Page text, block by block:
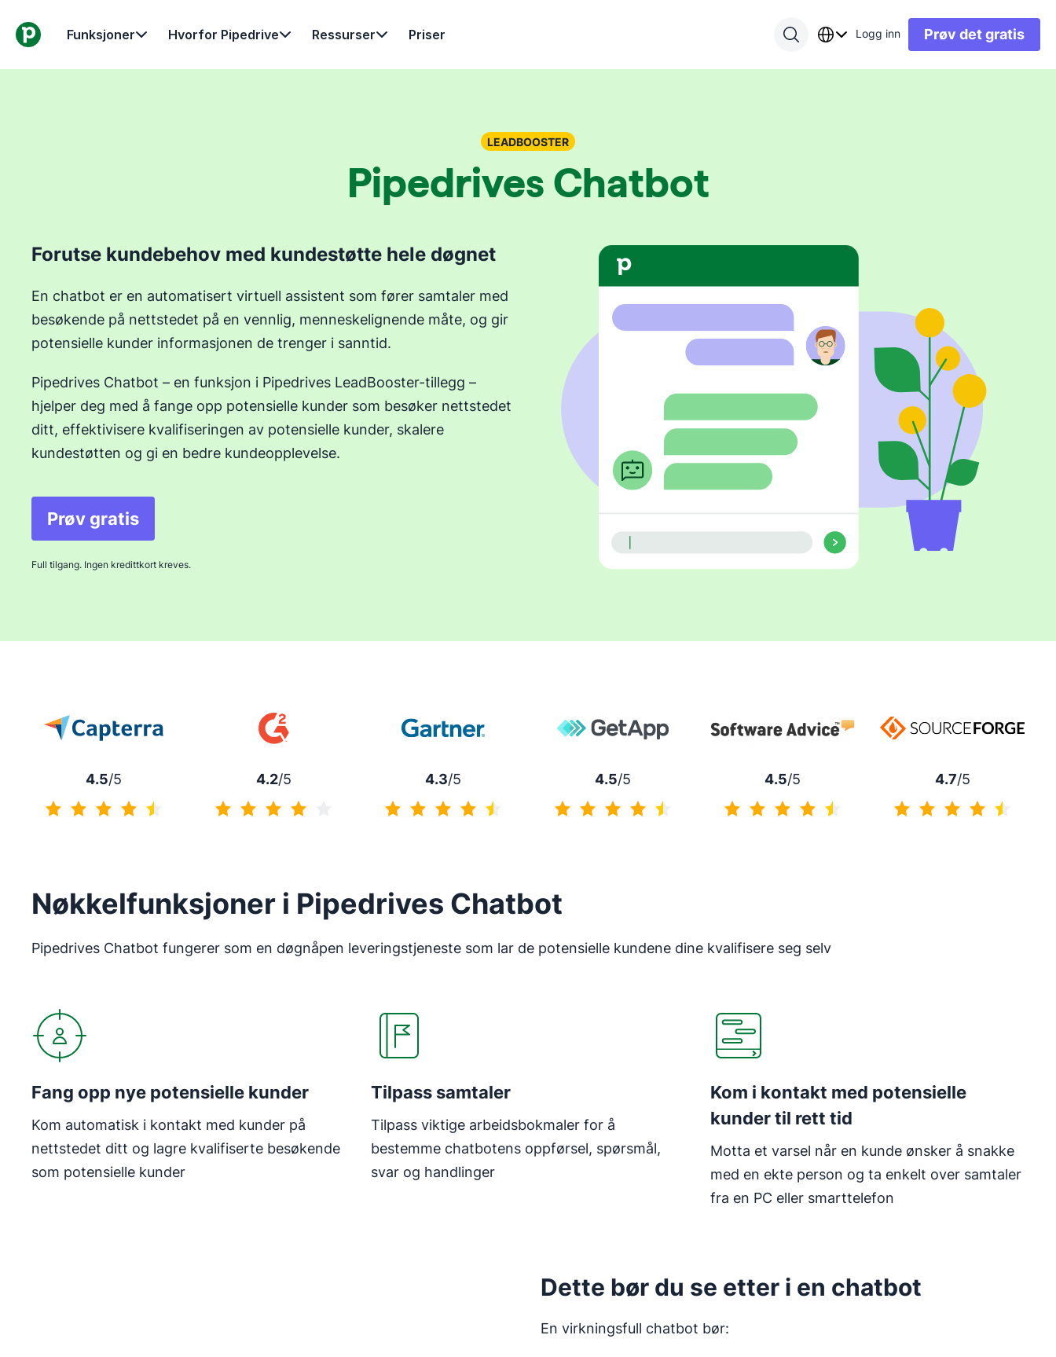
Funksjoner Hvorfor Pipedrive Ressurser Priser Logg inn Prøv det gratis
LEADBOOSTER
Pipedrives Chatbot
Forutse kundebehov med kundestøtte hele døgnet
En chatbot er en automatisert virtuell assistent som fører samtaler med
besøkende på nettstedet på en vennlig, menneskelignende måte, og gir
potensielle kunder informasjonen de trenger i sanntid.
Pipedrives Chatbot – en funksjon i Pipedrives LeadBooster-tillegg –
hjelper deg med å fange opp potensielle kunder som besøker nettstedet
ditt, effektivisere kvalifiseringen av potensielle kunder, skalere
kundestøtten og gi en bedre kundeopplevelse.
Prøv gratis
Full tilgang. Ingen kredittkort kreves.
4.5/5 4.2/5 4.3/5 4.5/5 4.5/5 4.7/5
Nøkkelfunksjoner i Pipedrives Chatbot
Pipedrives Chatbot fungerer som en døgnåpen leveringstjeneste som lar de potensielle kundene dine kvalifisere seg selv
Fang opp nye potensielle kunder
Kom automatisk i kontakt med kunder på
nettstedet ditt og lagre kvalifiserte besøkende
som potensielle kunder
Tilpass samtaler
Tilpass viktige arbeidsbokmaler for å
bestemme chatbotens oppførsel, spørsmål,
svar og handlinger
Kom i kontakt med potensielle
kunder til rett tid
Motta et varsel når en kunde ønsker å snakke
med en ekte person og ta enkelt over samtaler
fra en PC eller smarttelefon
Dette bør du se etter i en chatbot
En virkningsfull chatbot bør: